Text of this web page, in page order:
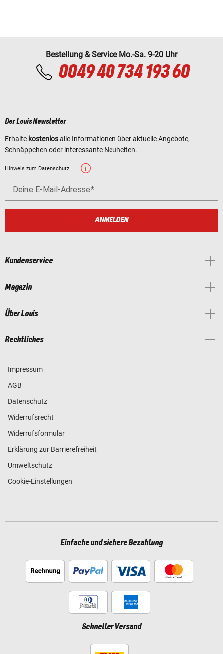
Bestellung & Service Mo.-Sa. 9-20 Uhr
0049 40 734 193 60
Der Louis Newsletter
Erhalte kostenlosalle Informationen über aktuelle Angebote,
Schnäppchen oder interessante Neuheiten.
Hinweis zum Datenschutz
Deine E-Mail-Adresse
ANMELDEN
Kundenservice
Magazin
Über Louis
Rechtliches
Impressum
AGB
Datenschutz
Widerrufsrecht
Widerrufsformular
Erklärung zur Barrierefreiheit
Umweltschutz
Cookie-Einstellungen
Einfache und sichere Bezahlung
Schneller Versand